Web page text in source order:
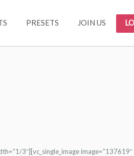
PRESETS JOIN US
3″][vc_single_image image=”137619″